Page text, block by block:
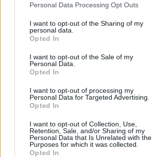
Personal Data Processing Opt Outs
I want to opt-out of the Sharing of my
personal data.
Opted In
I want to opt-out of the Sale of my
Personal Data.
Opted In
I want to opt-out of processing my
Personal Data for Targeted Advertising.
Opted In
I want to opt-out of Collection, Use,
Retention, Sale, and/or Sharing of my
Personal Data that Is Unrelated with the
Purposes for which it was collected.
Opted In
el material que necesitan sus hijos e
Las personas interesadas pueden
encontrar toda la información en la
Arrecife.
Escribir un comentario
Nombre
(requerido)